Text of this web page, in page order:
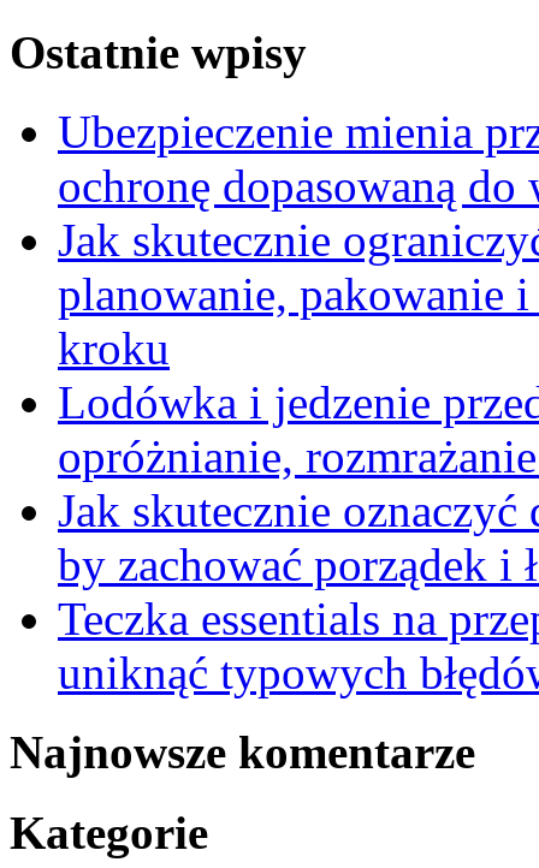
Ostatnie wpisy
Ubezpieczenie mienia
ochronę dopasowaną
Jak skutecznie
planowanie, pakowanie
kroku
Lodówka i jedzenie
opróżnianie,
Jak skutecznie
by zachować porządek i
Teczka essentials na
uniknąć typowych
Najnowsze komentarze
Kategorie